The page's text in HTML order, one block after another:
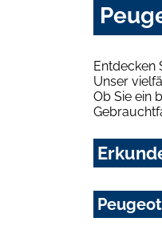
Entdecken
Unser
Ob Sie ein
Peugeot